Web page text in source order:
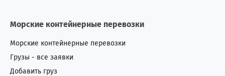
Морские контейнерные перевозки
Морские контейнерные перевозки
Грузы - все заявки
Добавить груз